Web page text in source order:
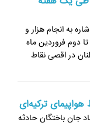
به انجام هزار و
سال گذشته تا دوم فروردین ماه
و ۳۵ نفر از هم‌وطنان در اقصی نقاط
ترکیه‌ای
جان باختگان حادثه